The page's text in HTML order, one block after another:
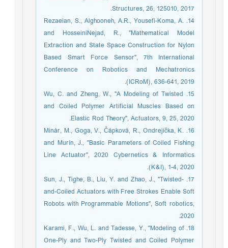
Structures, 26, 125010, 2017.
14. Rezaeian, S., Alghooneh, A.R., Yousefi-Koma, A.
and HosseiniNejad, R., "Mathematical Model
Extraction and State Space Construction for Nylon
Based Smart Force Sensor", 7th International
Conference on Robotics and Mechatronics
(ICRoM), 636-641, 2019.
15. Wu, C. and Zheng, W., "A Modeling of Twisted
and Coiled Polymer Artificial Muscles Based on
Elastic Rod Theory", Actuators, 9, 25, 2020.
16. Minár, M., Goga, V., Čápková, R., Ondrejička, K.
and Murín, J., "Basic Parameters of Coiled Fishing
Line Actuator", 2020 Cybernetics & Informatics
(K&I), 1-4, 2020.
17. Sun, J., Tighe, B., Liu, Y. and Zhao, J., "Twisted-
and-Coiled Actuators with Free Strokes Enable Soft
Robots with Programmable Motions", Soft robotics,
2020.
18. Karami, F., Wu, L. and Tadesse, Y., "Modeling of
One-Ply and Two-Ply Twisted and Coiled Polymer